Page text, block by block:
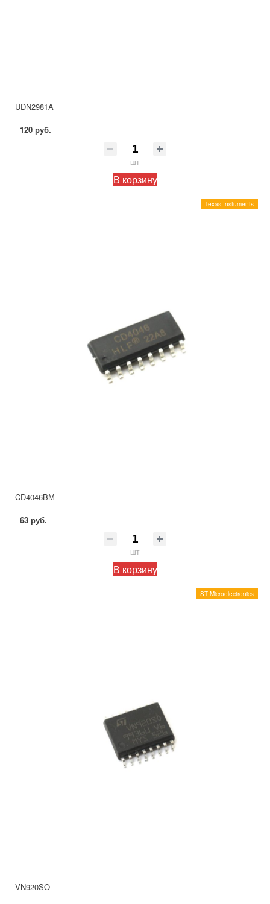
UDN2981A
120 руб.
шт
В корзину
Texas Instuments
CD4046BM
63 руб.
шт
В корзину
ST Microelectronics
VN920SO